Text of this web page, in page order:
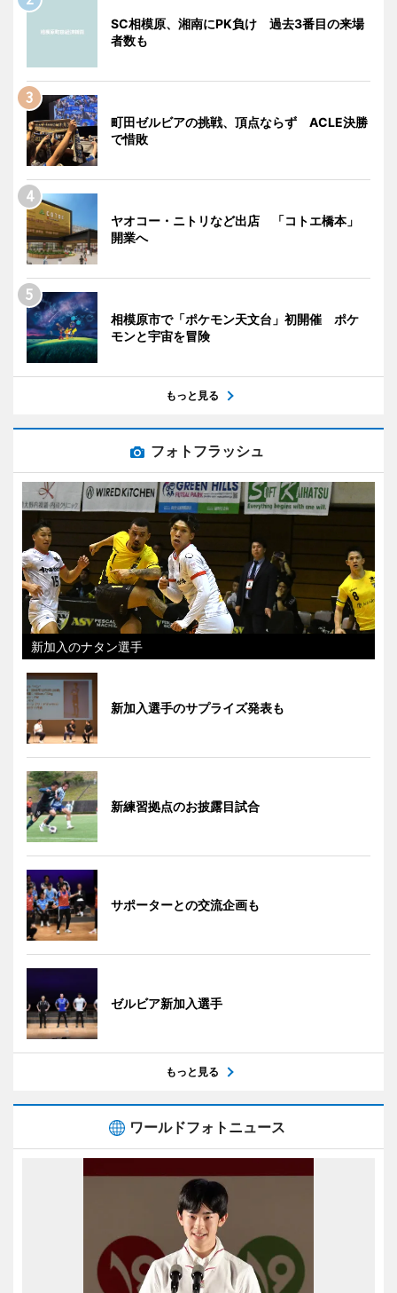
SC相模原、湘南にPK負け 過去3番目の来場
者数も
町田ゼルビアの挑戦、頂点ならず ACLE決勝
で惜敗
ヤオコー・ニトリなど出店 「コトエ橋本」
開業へ
相模原市で「ポケモン天文台」初開催 ポケ
モンと宇宙を冒険
もっと見る
フォトフラッシュ
新加入のナタン選手
新加入選手のサプライズ発表も
新練習拠点のお披露目試合
サポーターとの交流企画も
ゼルビア新加入選手
もっと見る
ワールドフォトニュース